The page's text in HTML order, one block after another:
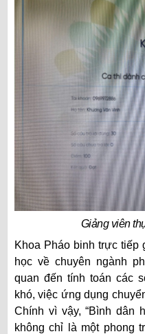
Giảng viên
Khoa Pháo binh trực tiếp
học về chuyên ngành
quan đến tính toán các
khó, việc ứng dụng
Chính vì vậy, “Bình dân
không chỉ là một phong